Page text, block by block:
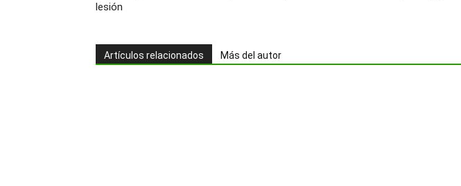
lesión
Artículos relacionados Más del autor